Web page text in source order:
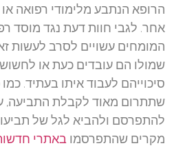
הרופא הנתבע מלימודי רפואה או
אחר. לגבי חוות דעת נגד מוסד
המומחים עשויים לסרב לעשות
שמולו הם עובדים כעת או לחשוש
סיכוייהם לעבוד איתו בעתיד. כמו
שתתרום מאוד לקבלת התביעה,
להתפרסם ולהביא לגל של תביעות
מקרים שהתפרסמובאתרי חדשות